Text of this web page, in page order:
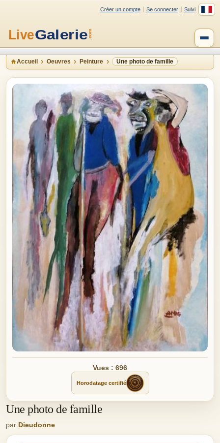
Créer un compte Se connecter Suivi
Accueil Oeuvres Peinture Une photo de famille
Vues : 696
Horodatage certifié
Une photo de famille
par Dieudonne